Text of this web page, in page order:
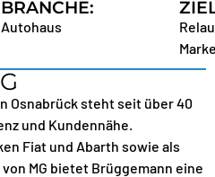
BRANCHE:
Autohaus
Osnabrück steht seit über 40
und Kundennähe.
Fiat und Abarth sowie als
MG bietet Brüggemann eine